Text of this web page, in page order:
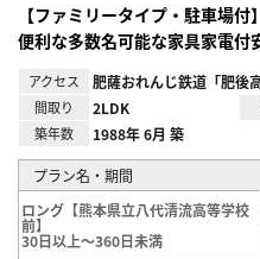
【ファミリータイプ・駐車場
便利な多数名可能な家具家電付
アクセス 肥薩おれんじ鉄道「肥後
間取り 2LDK
築年数 1988年 6月 築
プラン名・期間
ロング【熊本県立八代清流高等学校
前】
30日以上～360日未満